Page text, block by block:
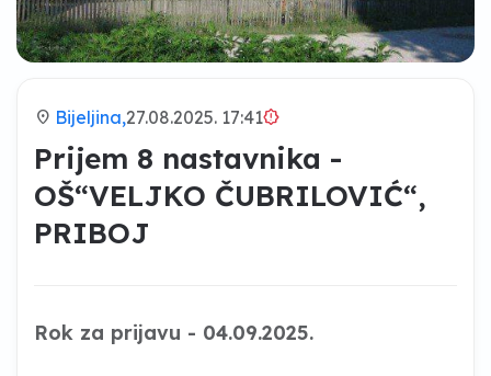
location_on Bijeljina,27.08.2025. 17:41brightness_alert
Prijem 8 nastavnika -
OŠ“VELJKO ČUBRILOVIĆ“,
PRIBOJ
Rok za prijavu - 04.09.2025.